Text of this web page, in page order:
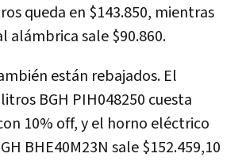
queda en $143.850, mientras
alámbrica sale $90.860.
están rebajados. El
BGH PIH048250 cuesta
10% off, y el horno eléctrico
BHE40M23N sale $152.459,10